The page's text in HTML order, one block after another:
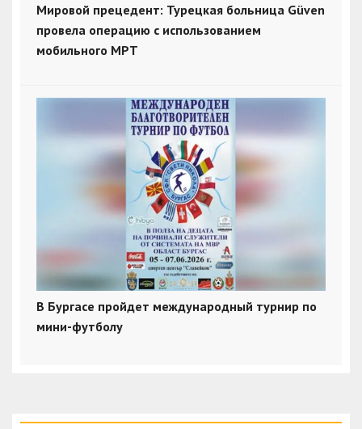
Мировой прецедент: Турецкая больница Güven
провела операцию с использованием
мобильного МРТ
В Бургасе пройдет международный турнир по
мини-футболу